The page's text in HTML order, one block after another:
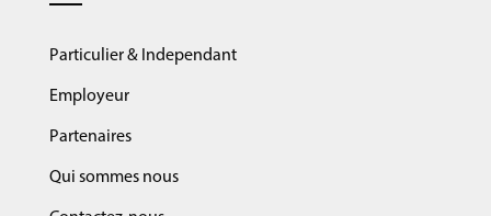
Particulier & Independant
Employeur
Partenaires
Qui sommes nous